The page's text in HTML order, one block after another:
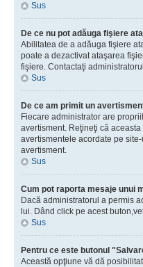
Sus
De ce nu pot adăuga fişiere
Abilitatea de a adăuga fişiere
poate a dezactivat ataşarea
fişiere. Contactaţi
Sus
De ce am primit un
Fiecare administrator are
avertisment. Reţineţi că
avertismentele acordate pe
avertisment.
Sus
Cum pot raporta mesaje unui
Dacă administratorul a permis
lui. Dând click pe acest
Sus
Pentru ce este butonul
Această opţiune vă dă